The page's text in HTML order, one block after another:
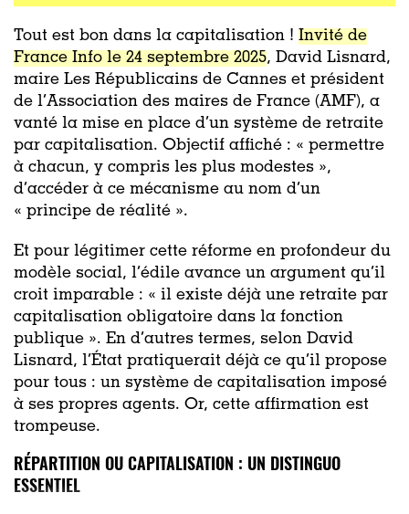
Tout est bon dans la capitalisation ! Invité de
France Info le 24 septembre 2025, David Lisnard,
maire Les Républicains de Cannes et président
de l’Association des maires de France (AMF), a
vanté la mise en place d’un système de retraite
par capitalisation. Objectif affiché : « permettre
à chacun, y compris les plus modestes »,
d’accéder à ce mécanisme au nom d’un
« principe de réalité ».
Et pour légitimer cette réforme en profondeur du
modèle social, l’édile avance un argument qu’il
croit imparable : « il existe déjà une retraite par
capitalisation obligatoire dans la fonction
publique ». En d’autres termes, selon David
Lisnard, l’État pratiquerait déjà ce qu’il propose
pour tous : un système de capitalisation imposé
à ses propres agents. Or, cette affirmation est
trompeuse.
RÉPARTITION OU CAPITALISATION : UN DISTINGUO
ESSENTIEL